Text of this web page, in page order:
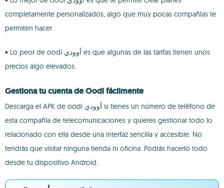
completamente personalizados, algo que muy pocas compañías te
permiten hacer.
• Lo peor de oodi أوودي es que algunas de las tarifas tienen unos
precios algo elevados.
Gestiona tu cuenta de Oodi fácilmente
Descarga el APK de oodi أوودي si tienes un número de teléfono de
esta compañía de telecomunicaciones y quieres gestionar todo lo
relacionado con ella desde una interfaz sencilla y accesible. No
tendrás que visitar ninguna tienda ni oficina. Podrás hacerlo todo
desde tu dispositivo Android.